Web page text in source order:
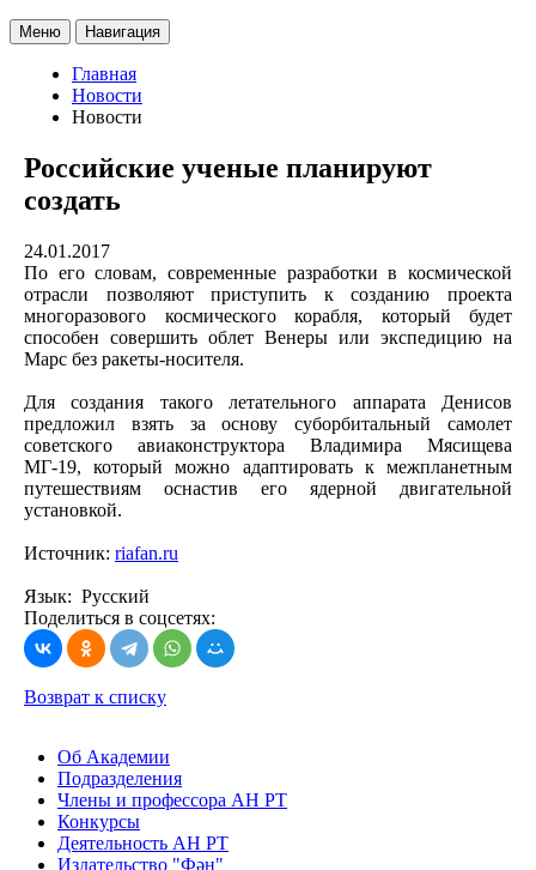
Меню Навигация
Главная
Новости
Новости
Российские ученые планируют
создать
24.01.2017
По его словам, современные разработки в космической
отрасли позволяют приступить к созданию проекта
многоразового космического корабля, который будет
способен совершить облет Венеры или экспедицию на
Марс без ракеты-носителя.
Для создания такого летательного аппарата Денисов
предложил взять за основу суборбитальный самолет
советского авиаконструктора Владимира Мясищева
МГ-19, который можно адаптировать к межпланетным
путешествиям оснастив его ядерной двигательной
установкой.
Источник: riafan.ru
Язык: Русский
Поделиться в соцсетях:
Возврат к списку
Об Академии
Подразделения
Члены и профессора АН РТ
Конкурсы
Деятельность АН РТ
Издательство "Фән"